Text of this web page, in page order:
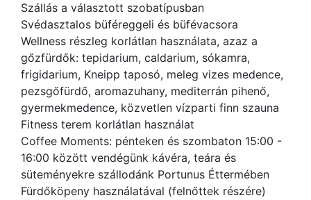
Szállás a választott szobatípusban
Svédasztalos büféreggeli és büfévacsora
Wellness részleg korlátlan használata, azaz a
gőzfürdők: tepidarium, caldarium, sókamra,
frigidarium, Kneipp taposó, meleg vizes medence,
pezsgőfürdő, aromazuhany, mediterrán pihenő,
gyermekmedence, közvetlen vízparti finn szauna
Fitness terem korlátlan használat
Coffee Moments: pénteken és szombaton 15:00 -
16:00 között vendégünk kávéra, teára és
süteményekre szállodánk Portunus Éttermében
Fürdőköpeny használatával (felnőttek részére)